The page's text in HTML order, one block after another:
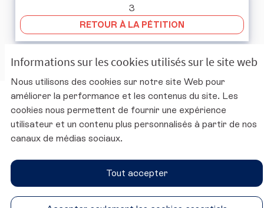
Informations sur les cookies utilisés sur le site web
Nous utilisons des cookies sur notre site Web pour
améliorer la performance et les contenus du site. Les
cookies nous permettent de fournir une expérience
utilisateur et un contenu plus personnalisés à partir de nos
canaux de médias sociaux.
Tout accepter
3
RETOUR À LA PÉTITION
Charte d'utilisation de la plateforme
Mentions légales
Conditions générales d'utilisation
Paramètres des cookies
SUIVEZ-NOUS